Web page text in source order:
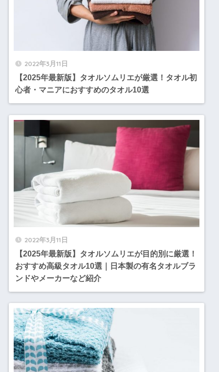
2022年3月11日
【2025年最新版】タオルソムリエが厳選！タオル初
心者・マニアにおすすめのタオル10選
2022年3月11日
【2025年最新版】タオルソムリエが目的別に厳選！
おすすめ高級タオル10選｜日本製の有名タオルブラ
ンドやメーカーなど紹介